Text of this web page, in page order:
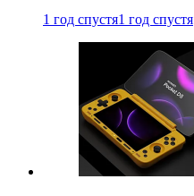
1 год спустя1 год спустя